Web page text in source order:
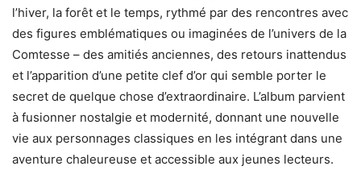
l’hiver, la forêt et le temps, rythmé par des rencontres avec
des figures emblématiques ou imaginées de l’univers de la
Comtesse – des amitiés anciennes, des retours inattendus
et l’apparition d’une petite clef d’or qui semble porter le
secret de quelque chose d’extraordinaire. L’album parvient
à fusionner nostalgie et modernité, donnant une nouvelle
vie aux personnages classiques en les intégrant dans une
aventure chaleureuse et accessible aux jeunes lecteurs.